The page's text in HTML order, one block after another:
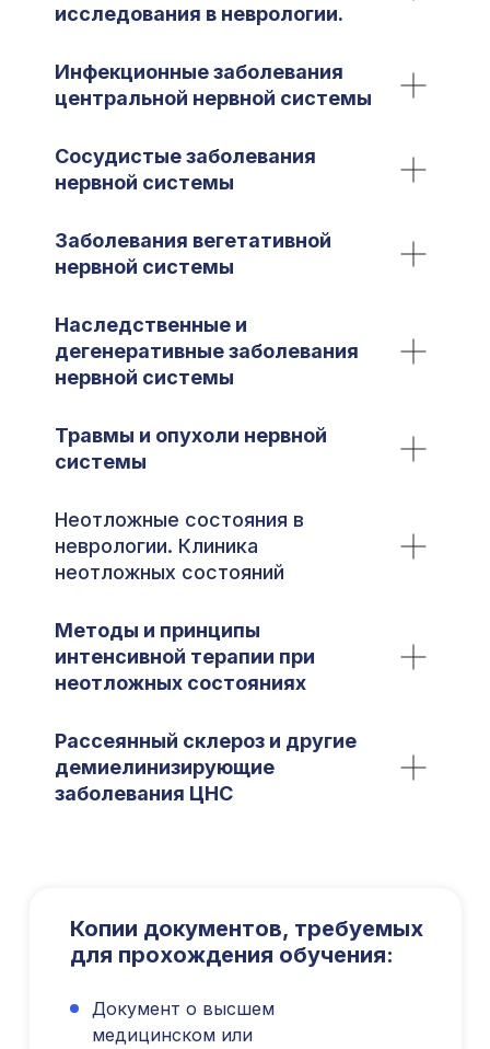
исследования в неврологии.
Инфекционные заболевания
центральной нервной системы
Сосудистые заболевания
нервной системы
Заболевания вегетативной
нервной системы
Наследственные и
дегенеративные заболевания
нервной системы
Травмы и опухоли нервной
системы
Неотложные состояния в
неврологии. Клиника
неотложных состояний
Методы и принципы
интенсивной терапии при
неотложных состояниях
Рассеянный склероз и другие
демиелинизирующие
заболевания ЦНС
Документ о высшем
медицинском или
Копии документов, требуемых
для прохождения обучения:
Соглашение о конфиденциальности
Политика конфиденциальности
ИНН/КПП 9702021368/770201001
ОГРН 1207700292690
8 800 444 10 82
Мост, д. 19, стр.2
Публичная оферта